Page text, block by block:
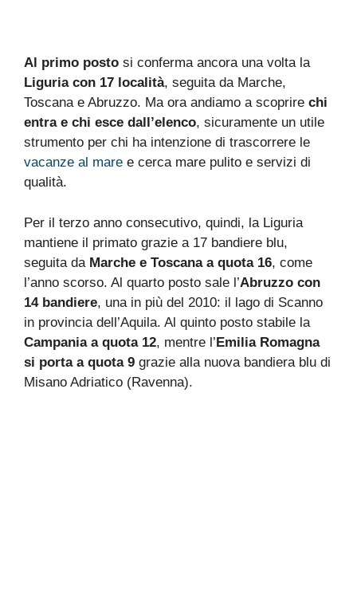
Al primo posto si conferma ancora una volta la
Liguria con 17 località, seguita da Marche,
Toscana e Abruzzo. Ma ora andiamo a scoprire chi
entra e chi esce dall’elenco, sicuramente un utile
strumento per chi ha intenzione di trascorrere le
vacanze al mare e cerca mare pulito e servizi di
qualità.
Per il terzo anno consecutivo, quindi, la Liguria
mantiene il primato grazie a 17 bandiere blu,
seguita da Marche e Toscana a quota 16, come
l’anno scorso. Al quarto posto sale l’Abruzzo con
14 bandiere, una in più del 2010: il lago di Scanno
in provincia dell’Aquila. Al quinto posto stabile la
Campania a quota 12, mentre l’Emilia Romagna
si porta a quota 9 grazie alla nuova bandiera blu di
Misano Adriatico (Ravenna).